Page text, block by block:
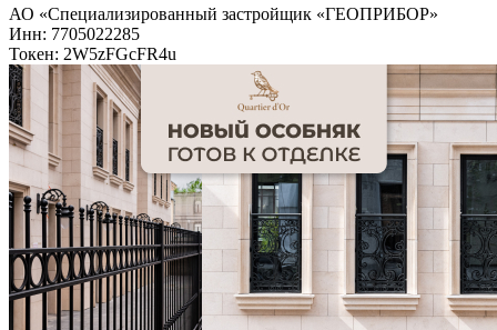
АО «Специализированный застройщик «ГЕОПРИБОР»
Инн: 7705022285
Токен: 2W5zFGcFR4u